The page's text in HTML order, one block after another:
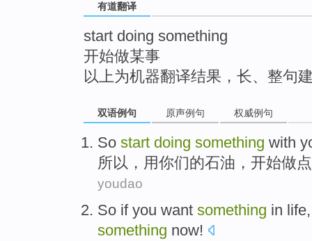
有道翻译
start doing something
开始做某事
以上为机器翻译结果，长、整句
双语例句 原声例句 权威例句
So start doing something with
所以 ， 用你们的石油 ， 开始做
youdao
So if you want something in life
something now!